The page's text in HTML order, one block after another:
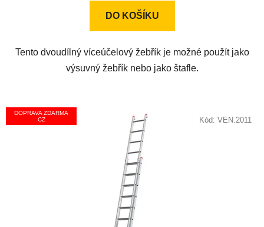
z
DO KOŠÍKU
Tento dvoudílný víceúčelový žebřík je možné použít jako
výsuvný žebřík nebo jako štafle.
DOPRAVA ZDARMA
CZ
Kód: VEN.2011